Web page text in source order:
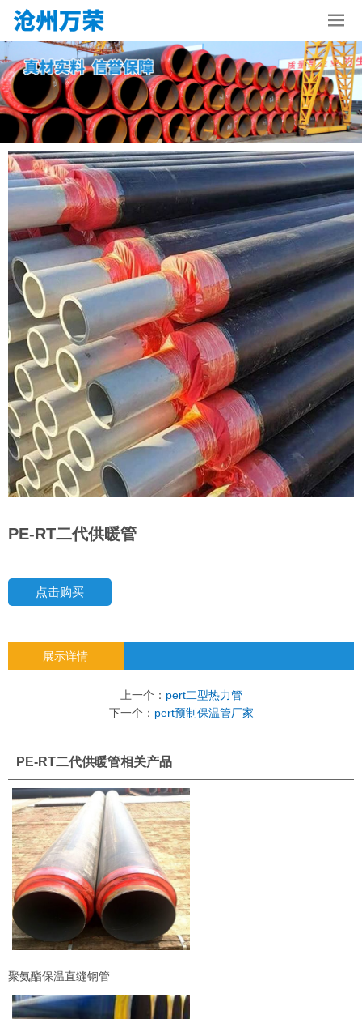
PE-RT二代供暖管
点击购买
展示详情
上一个： pert二型热力管
下一个： pert预制保温管厂家
PE-RT二代供暖管相关产品
聚氨酯保温直缝钢管